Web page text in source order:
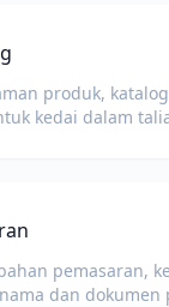
produk,
kedai dalam
pemasaran,
dan dokumen